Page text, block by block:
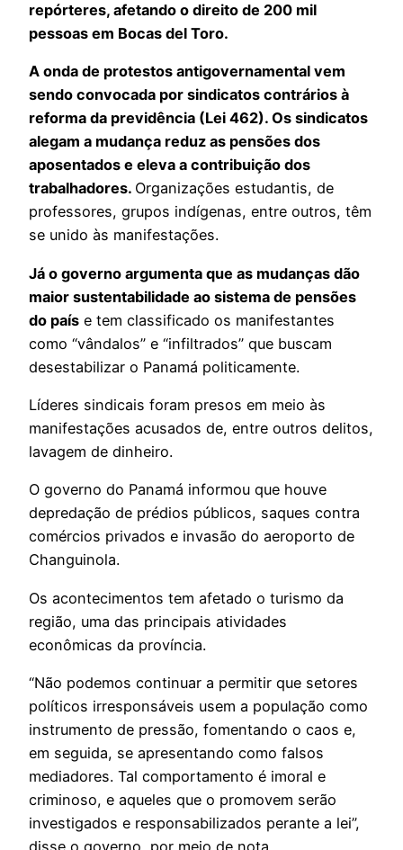
repórteres, afetando o direito de 200 mil
pessoas em Bocas del Toro.
A onda de protestos antigovernamental vem
sendo convocada por sindicatos contrários à
reforma da previdência (Lei 462). Os sindicatos
alegam a mudança reduz as pensões dos
aposentados e eleva a contribuição dos
trabalhadores. Organizações estudantis, de
professores, grupos indígenas, entre outros, têm
se unido às manifestações.
Já o governo argumenta que as mudanças dão
maior sustentabilidade ao sistema de pensões
do país e tem classificado os manifestantes
como “vândalos” e “infiltrados” que buscam
desestabilizar o Panamá politicamente.
Líderes sindicais foram presos em meio às
manifestações acusados de, entre outros delitos,
lavagem de dinheiro.
O governo do Panamá informou que houve
depredação de prédios públicos, saques contra
comércios privados e invasão do aeroporto de
Changuinola.
Os acontecimentos tem afetado o turismo da
região, uma das principais atividades
econômicas da província.
“Não podemos continuar a permitir que setores
políticos irresponsáveis ​​usem a população como
instrumento de pressão, fomentando o caos e,
em seguida, se apresentando como falsos
mediadores. Tal comportamento é imoral e
criminoso, e aqueles que o promovem serão
investigados e responsabilizados perante a lei”,
disse o governo, por meio de nota.